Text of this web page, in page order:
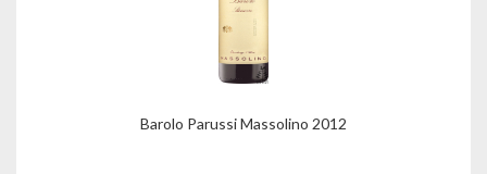
Barolo Parussi Massolino 2012